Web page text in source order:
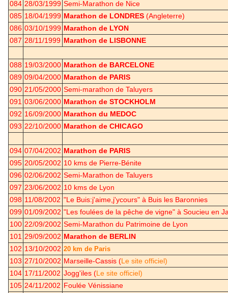
084 28/03/1999 Semi-Marathon de Nice
085 18/04/1999 Marathon de LONDRES (Angleterre)
086 03/10/1999 Marathon de LYON
087 28/11/1999 Marathon de LISBONNE
088 19/03/2000 Marathon de BARCELONE
089 09/04/2000 Marathon de PARIS
090 21/05/2000 Semi-marathon de Taluyers
091 03/06/2000 Marathon de STOCKHOLM
092 16/09/2000 Marathon du MEDOC
093 22/10/2000 Marathon de CHICAGO
094 07/04/2002 Marathon de PARIS
095 20/05/2002 10 kms de Pierre-Bénite
096 02/06/2002 Semi-Marathon de Taluyers
097 23/06/2002 10 kms de Lyon
098 11/08/2002 "Le Buis:j'aime,j'ycours" à Buis les Baronnies
099 01/09/2002 "Les foulées de la pêche de vigne" à Soucieu en
100 22/09/2002 Semi-Marathon du Patrimoine de Lyon
101 29/09/2002 Marathon de BERLIN
102 13/10/2002 20 km de Paris
103 27/10/2002 Marseille-Cassis (Le site officiel)
104 17/11/2002 Jogg'iles (Le site officiel)
105 24/11/2002 Foulée Vénissiane